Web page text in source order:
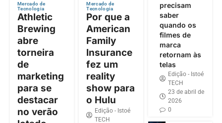
Mercado de
Tecnologia
Athletic
Brewing
abre
torneira
de
marketing
para se
destacar
no verão
Mercado de
Tecnologia
Por que a
American
Family
Insurance
fez um
reality
show para
o Hulu
Edição - Istoé
TECH
precisam
saber
quando os
filmes de
marca
retornam às
telas
Edição - Istoé
TECH
23 de abril de
2026
0